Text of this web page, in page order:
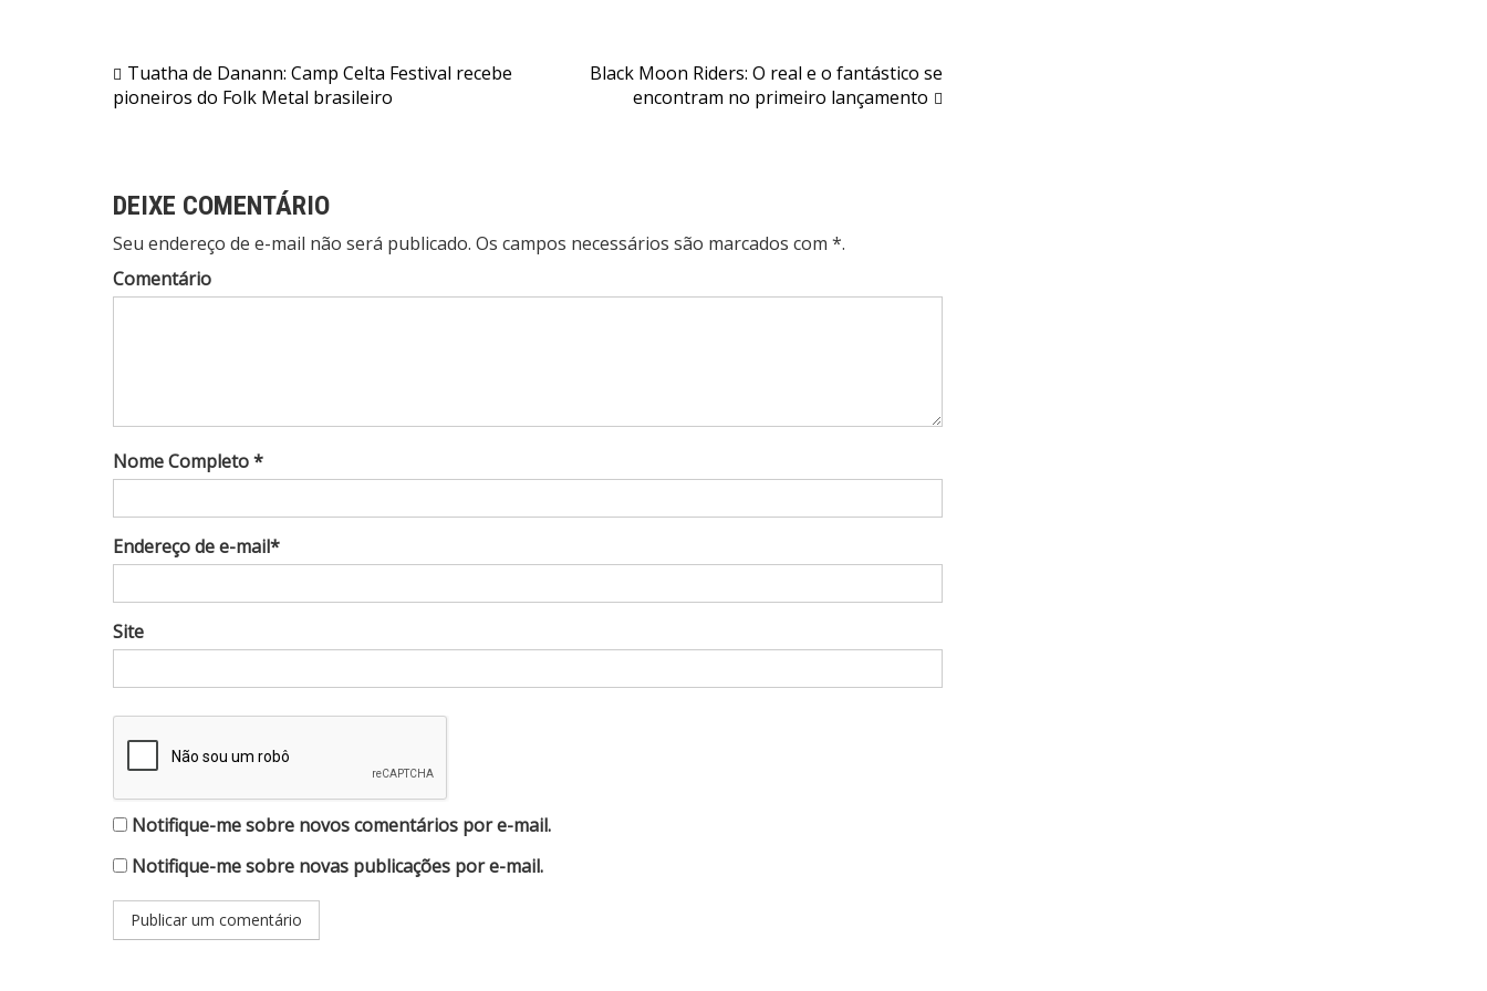
Navegação
de
Tuatha de Danann: Camp Celta Festival recebe
pioneiros do Folk Metal brasileiro
Black Moon Riders: O real e o fantástico se
encontram no primeiro lançamento
DEIXE COMENTÁRIO
Seu endereço de e-mail não será publicado. Os campos necessários são marcados com *.
Comentário
Nome Completo *
Endereço de e-mail*
Site
Notifique-me sobre novos comentários por e-mail.
Notifique-me sobre novas publicações por e-mail.